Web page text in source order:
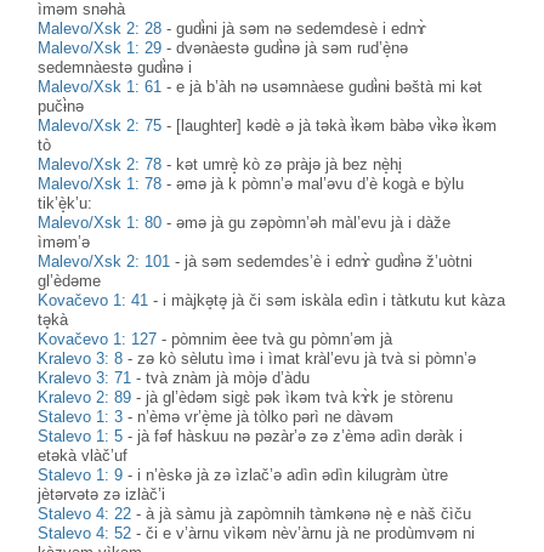
ìməm snəhà
Malevo/Xsk 2: 28 -gudɨ̀ni jà səm nə sedemdesè i ednɤ̀
Malevo/Xsk 1: 29 -dvənàestə gudɨ̀nə jà səm rud’è̝nə
sedemnàestə gudɨ̀nə i
Malevo/Xsk 1: 61 -e jà b’àh nə usəmnàese gudɨ̀nɨ bəštà mi kət
pučɨ̀nə
Malevo/Xsk 2: 75 - [laughter] kədè ə jà təkà ɨ̀kəm bàbə vɨ̀kə ɨ̀kəm
tò
Malevo/Xsk 2: 78 - kət umrè̝ kò zə pràjə jà bez nè̝hi̥
Malevo/Xsk 1: 78 -əmə jà k pòmn’ə mal’əvu d’è kogà e bỳlu
tik’è̝k’u:
Malevo/Xsk 1: 80 -əmə jà gu zəpòmn’əh màl’evu jà i dàže
ìməm’ə
Malevo/Xsk 2: 101 - jà səm sedemdes’è i ednɤ̀ gudɨ̀nə ž’uòtni
gl’èdəme
Kovačevo 1: 41 - i màjkə̥tə̥ jà či səm iskàla edìn i tàtkutu kut kàza
tə̥kà
Kovačevo 1: 127 -pòmnim èee tvà gu pòmn’əm jà
Kralevo 3: 8 -zə kò sèlutu ìmə i ìmat kràl’evu jà tvà si pòmn’ə
Kralevo 3: 71 -tvà znàm jà mòjə d’àdu
Kralevo 2: 89 - jà gl’èdəm sigɛ̀ pək ìkəm tvà kɤ̀k je stòrenu
Stalevo 1: 3 - n’èmə vr’è̝me jà tòlko pərì ne dàvəm
Stalevo 1: 5 - jà fəf hàskuu nə pəzàr’ə zə z’èmə adìn dəràk i
etəkà vlàč’uf
Stalevo 1: 9 - i n’èskə jà zə ìzlač’ə adìn ədìn kilugràm ùtre
jètərvətə zə izlàč’i
Stalevo 4: 22 -à jà sàmu jà zapòmnih tàmkənə nè̝ e nàš čìču
Stalevo 4: 52 -či e v’àrnu vìkəm nèv’àrnu jà ne prodùmvəm ni